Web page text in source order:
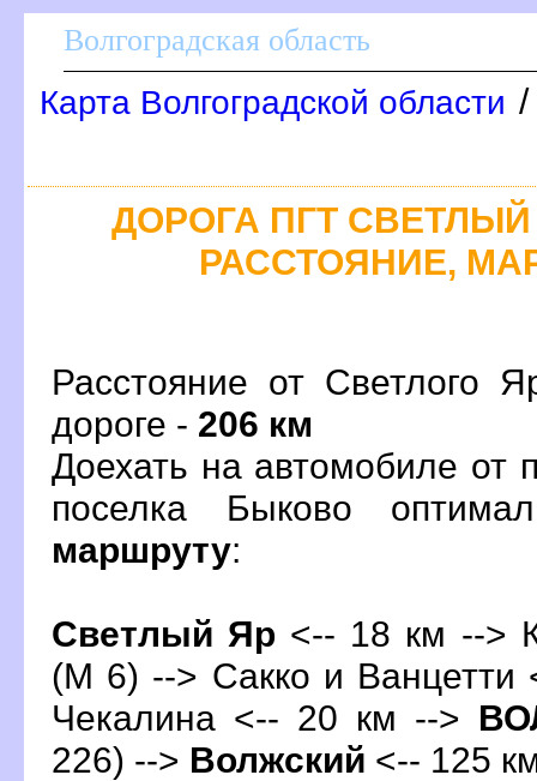
олгоградская область
Карта Волгоградской области /
ДОРОГА ПГТ
РАССТОЯНИЕ,
Расстояние от Светлого
дороге - 206 км
Доехать на автомобиле от
поселка Быково
маршруту:
Светлый Яр <-- 18 км -->
(М 6) --> Сакко и
Чекалина <-- 20 км -->
226) --> олжский <-- 125